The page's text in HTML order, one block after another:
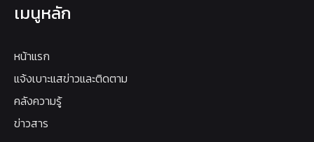
เมนูหลัก
หน้าแรก
แจ้งเบาะแสข่าวและติดตาม
คลังความรู้
ข่าวสาร